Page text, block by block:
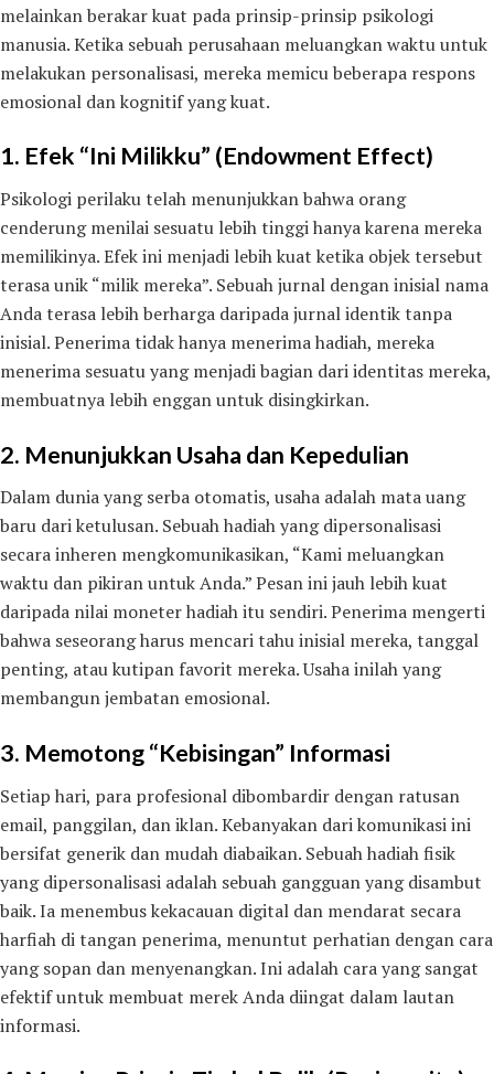
melainkan berakar kuat pada prinsip-prinsip psikologi
manusia. Ketika sebuah perusahaan meluangkan waktu untuk
melakukan personalisasi, mereka memicu beberapa respons
emosional dan kognitif yang kuat.
1. Efek “Ini Milikku” (Endowment Effect)
Psikologi perilaku telah menunjukkan bahwa orang
cenderung menilai sesuatu lebih tinggi hanya karena mereka
memilikinya. Efek ini menjadi lebih kuat ketika objek tersebut
terasa unik “milik mereka”. Sebuah jurnal dengan inisial nama
Anda terasa lebih berharga daripada jurnal identik tanpa
inisial. Penerima tidak hanya menerima hadiah, mereka
menerima sesuatu yang menjadi bagian dari identitas mereka,
membuatnya lebih enggan untuk disingkirkan.
2. Menunjukkan Usaha dan Kepedulian
Dalam dunia yang serba otomatis, usaha adalah mata uang
baru dari ketulusan. Sebuah hadiah yang dipersonalisasi
secara inheren mengkomunikasikan, “Kami meluangkan
waktu dan pikiran untuk Anda.” Pesan ini jauh lebih kuat
daripada nilai moneter hadiah itu sendiri. Penerima mengerti
bahwa seseorang harus mencari tahu inisial mereka, tanggal
penting, atau kutipan favorit mereka. Usaha inilah yang
membangun jembatan emosional.
3. Memotong “Kebisingan” Informasi
Setiap hari, para profesional dibombardir dengan ratusan
email, panggilan, dan iklan. Kebanyakan dari komunikasi ini
bersifat generik dan mudah diabaikan. Sebuah hadiah fisik
yang dipersonalisasi adalah sebuah gangguan yang disambut
baik. Ia menembus kekacauan digital dan mendarat secara
harfiah di tangan penerima, menuntut perhatian dengan cara
yang sopan dan menyenangkan. Ini adalah cara yang sangat
efektif untuk membuat merek Anda diingat dalam lautan
informasi.